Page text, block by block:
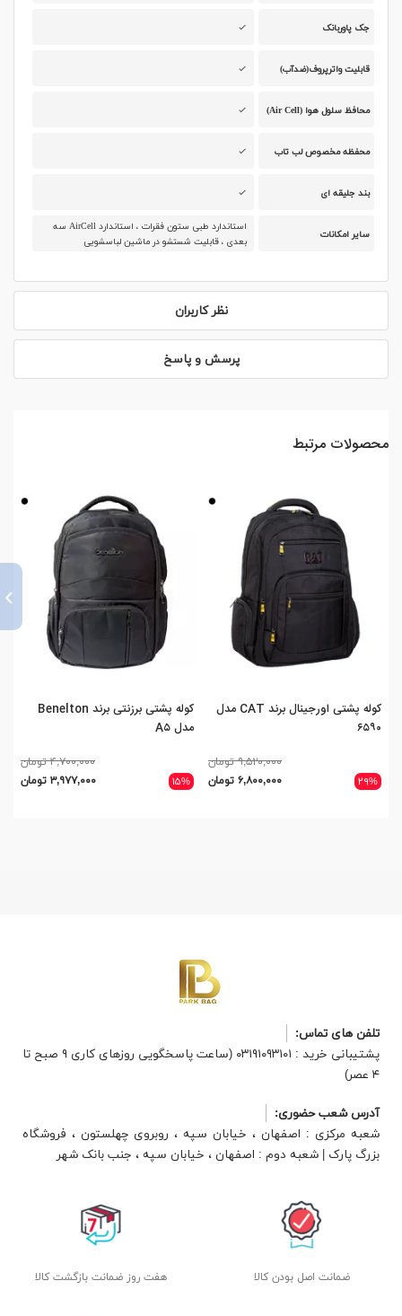
جک پاوربانک
قابلیت واترپروف(ضدآب)
محافظ سلول هوا (Air Cell)
محفظه مخصوص لب تاب
بند جلیقه ای
سایر امکانات
استاندارد طبی ستون فقرات ، استاندارد AirCell سه
بعدی ، قابلیت شستشو در ماشین لباسشویی
نظر کاربران
پرسش و پاسخ
محصولات مرتبط
کوله پشتی اورجینال برند CAT مدل
۶۵۹۰
۲۹%
۹,۵۲۰,۰۰۰ تومان
۶,۸۰۰,۰۰۰ تومان
کوله پشتی برزنتی برند Benelton
مدل A۵
۱۵%
۴,۷۰۰,۰۰۰ تومان
۳,۹۷۷,۰۰۰ تومان
›
تلفن های تماس:
پشتیبانی خرید : ۰۳۱۹۱۰۹۳۱۰۱ (ساعت پاسخگویی روزهای کاری ۹ صبح تا
۴ عصر)
آدرس شعب حضوری:
شعبه مرکزی : اصفهان ، خیابان سپه ، روبروی چهلستون ، فروشگاه
بزرگ پارک | شعبه دوم : اصفهان ، خیابان سپه ، جنب بانک شهر
ضمانت اصل بودن کالا هفت روز ضمانت بازگشت کالا